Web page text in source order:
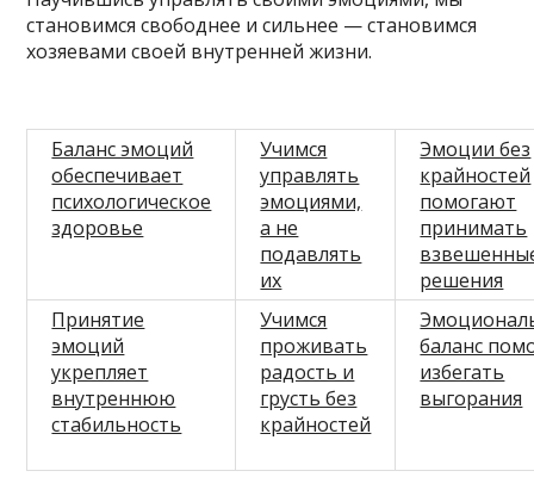
становимся свободнее и сильнее — становимся
хозяевами своей внутренней жизни.
Баланс эмоций
обеспечивает
психологическое
здоровье
Учимся
управлять
эмоциями,
а не
подавлять
их
Эмоции без
крайностей
помогают
принимать
решения
Принятие
эмоций
укрепляет
внутреннюю
стабильность
Учимся
проживать
радость и
грусть без
крайностей
баланс
избегать
выгорания